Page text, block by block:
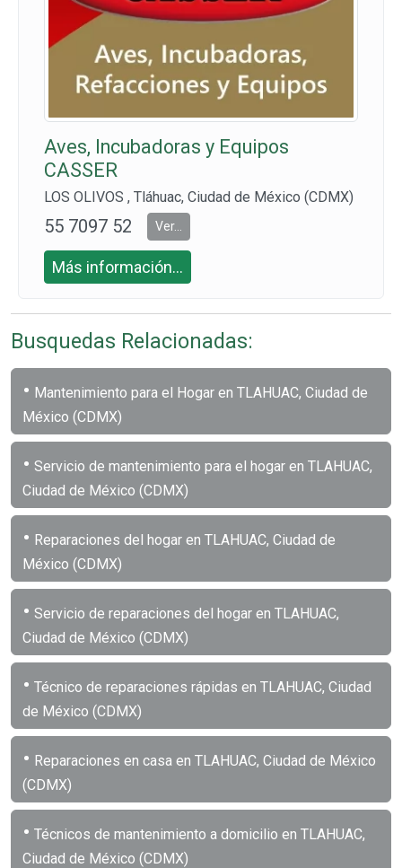
Aves, Incubadoras y Equipos
CASSER
LOS OLIVOS , Tláhuac, Ciudad de México (CDMX)
55 7097 52
29 y 55 709
7 5217 CEL.
53 y 55 342
Ver...
Más información...
Busquedas Relacionadas:
• Mantenimiento para el Hogar en TLAHUAC, Ciudad de
México (CDMX)
• Servicio de mantenimiento para el hogar en TLAHUAC,
Ciudad de México (CDMX)
• Reparaciones del hogar en TLAHUAC, Ciudad de
México (CDMX)
• Servicio de reparaciones del hogar en TLAHUAC,
Ciudad de México (CDMX)
• Técnico de reparaciones rápidas en TLAHUAC, Ciudad
de México (CDMX)
• Reparaciones en casa en TLAHUAC, Ciudad de México
(CDMX)
• Técnicos de mantenimiento a domicilio en TLAHUAC,
Ciudad de México (CDMX)